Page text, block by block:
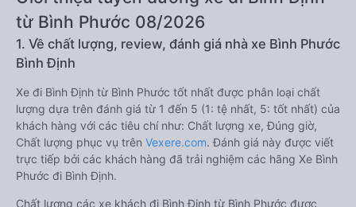
từ Bình Phước 08/2026
1. Về chất lượng, review, đánh giá nhà xe Bình Phước
Bình Định
Xe đi Bình Định từ Bình Phước tốt nhất được phân loại chất
lượng dựa trên đánh giá từ 1 đến 5 (1: tệ nhất, 5: tốt nhất) của
khách hàng với các tiêu chí như: Chất lượng xe, Đúng giờ,
Chất lượng phục vụ trên Vexere.com. Đánh giá này được viết
trực tiếp bởi các khách hàng đã trải nghiệm các hãng Xe Bình
Phước đi Bình Định.
Chất lượng các xe khách đi Bình Định từ Bình Phước được